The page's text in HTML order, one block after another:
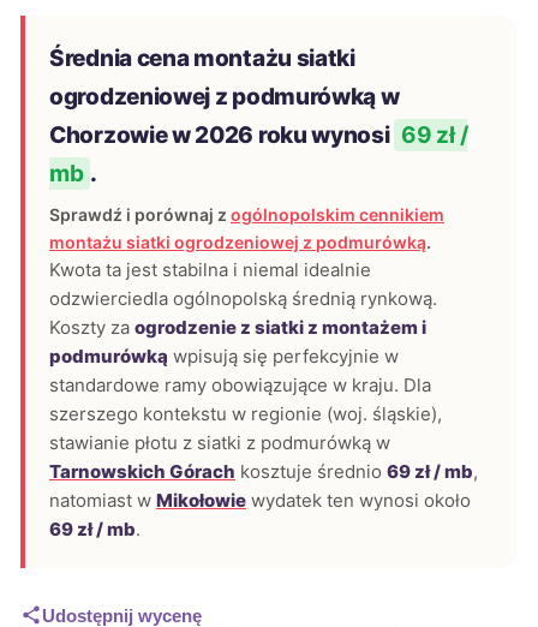
Średnia cena montażu siatki
ogrodzeniowej z podmurówką w
Chorzowie w 2026 roku wynosi 69 zł /
mb .
Sprawdź i porównaj z ogólnopolskim cennikiem
montażu siatki ogrodzeniowej z podmurówką.
Kwota ta jest stabilna i niemal idealnie
odzwierciedla ogólnopolską średnią rynkową.
Koszty za ogrodzenie z siatki z montażem i
podmurówką wpisują się perfekcyjnie w
standardowe ramy obowiązujące w kraju. Dla
szerszego kontekstu w regionie (woj. śląskie),
stawianie płotu z siatki z podmurówką w
Tarnowskich Górach kosztuje średnio 69 zł / mb,
natomiast w Mikołowie wydatek ten wynosi około
69 zł / mb.
Udostępnij wycenę